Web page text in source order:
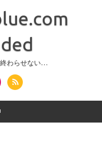
わらせない…